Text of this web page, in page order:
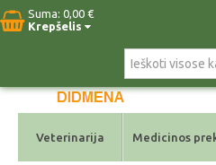
Suma: 0,00 €
Krepšelis
Pradžia
Veterinarija Medicinos